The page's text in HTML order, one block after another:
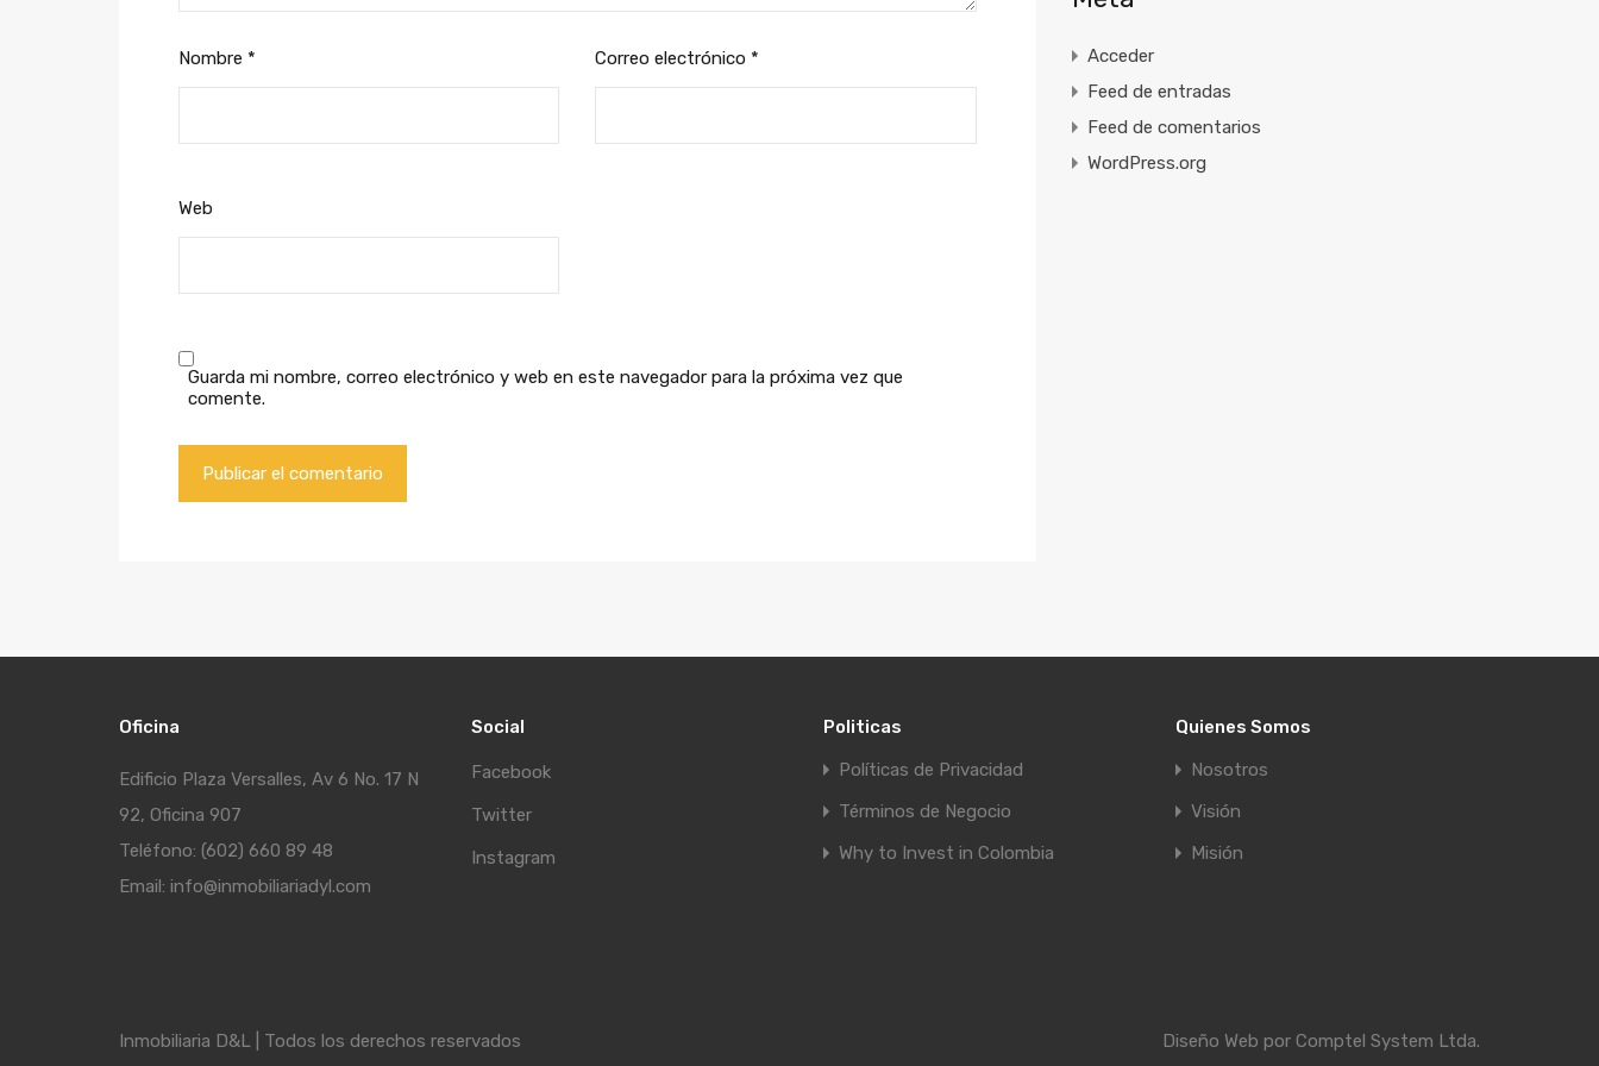
Nombre * Correo electrónico *
Web
Guarda mi nombre, correo electrónico y web en este navegador para la próxima vez que
comente.
Acceder
Feed de entradas
Feed de comentarios
WordPress.org
Oficina
Edificio Plaza Versalles, Av 6 No. 17 N
92, Oficina 907
Teléfono: (602) 660 89 48
Email: info@inmobiliariadyl.com
Social
Facebook
Twitter
Instagram
Politicas
Políticas de Privacidad
Términos de Negocio
Why to Invest in Colombia
Quienes Somos
Nosotros
Visión
Misión
Inmobiliaria D&L | Todos los derechos reservados Diseño Web por Comptel System Ltda.